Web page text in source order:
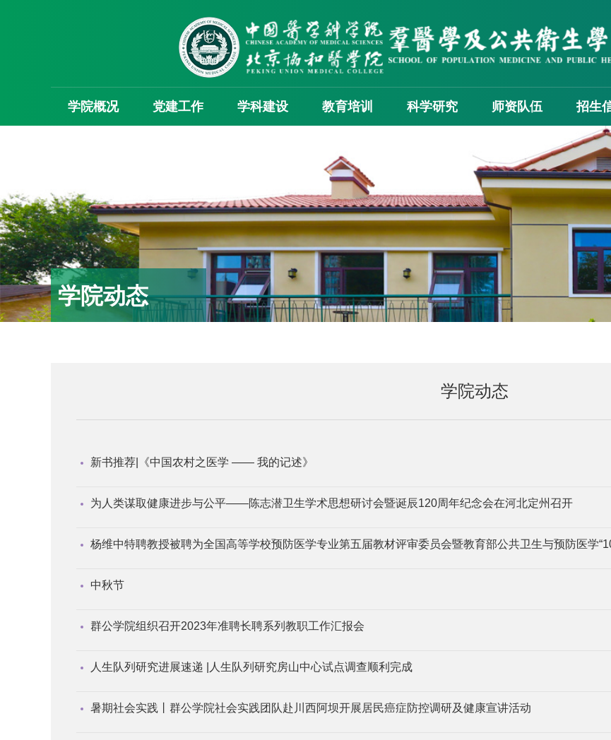
学院概况 党建工作 学科建设 教育培训 科学研究 师资队伍 招生
学院动态
学院动态
新书推荐|《中国农村之医学 —— 我的记述》
为人类谋取健康进步与公平——陈志潜卫生学术思想研讨会暨诞辰120周年纪念会在河北定州召开
杨维中特聘教授被聘为全国高等学校预防医学专业第五届教材评审委员会暨教育部公共卫生与预防医学
中秋节
群公学院组织召开2023年准聘长聘系列教职工作汇报会
人生队列研究进展速递 |人生队列研究房山中心试点调查顺利完成​
暑期社会实践丨群公学院社会实践团队赴川西阿坝开展居民癌症防控调研及健康宣讲活动